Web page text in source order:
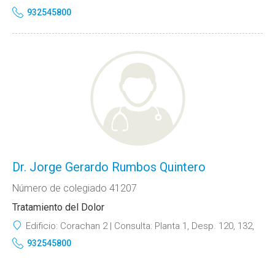
932545800
Dr. Jorge Gerardo Rumbos Quintero
Número de colegiado 41207
Tratamiento del Dolor
Edificio: Corachan 2 Consulta: Planta 1, Desp. 120, 132,
932545800